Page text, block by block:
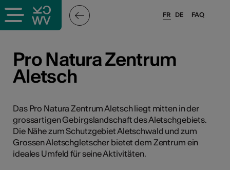
pros
FAQ
FR DE
Pro Natura Zentrum
Aletsch
Das Pro Natura Zentrum Aletsch liegt mitten in der
grossartigen Gebirgslandschaft des Aletschgebiets.
Die Nähe zum Schutzgebiet Aletschwald und zum
Grossen Aletschgletscher bietet dem Zentrum ein
ideales Umfeld für seine Aktivitäten.